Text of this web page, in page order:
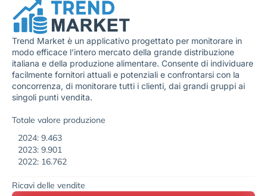
Trend Market è un applicativo progettato per monitorare in
modo efficace l’intero mercato della grande distribuzione
italiana e della produzione alimentare. Consente di individuare
facilmente fornitori attuali e potenziali e confrontarsi con la
concorrenza, di monitorare tutti i clienti, dai grandi gruppi ai
singoli punti vendita.
Totale valore produzione
2024: 9.463
2023: 9.901
2022: 16.762
Ricavi delle vendite